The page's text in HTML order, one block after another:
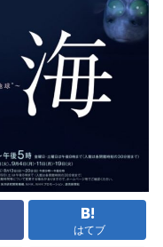
はてブ